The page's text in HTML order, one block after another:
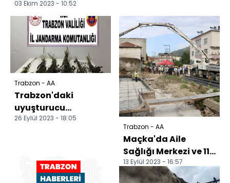
03 Ekim 2023 - 10:52
Trabzon - AA
Trabzon'daki
uyuşturucu
operasyonunda 2
26 Eylül 2023 - 18:05
Trabzon - AA
Maçka'da Aile
Sağlığı Merkezi ve 112
Acil İstasyonu'nun
temeli törenle atıl...
13 Eylül 2023 - 16:57